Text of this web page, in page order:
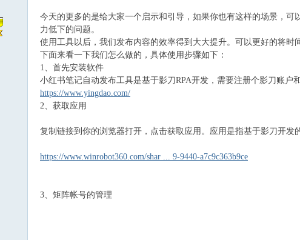
今天的更多的是给大家一个启示和引导，如果你也有这样的场景，可
力低下的问题。
使用工具以后，我们发布内容的效率得到大大提升。可以更好的将时
下面来看一下我们怎么做的，具体使用步骤如下：
1、首先安装软件
小红书笔记自动发布工具是基于影刀RPA开发，需要注册个影刀账户
https://www.yingdao.com/
2、获取应用
复制链接到你的浏览器打开，点击获取应用。应用是指基于影刀开发
https://www.winrobot360.com/shar ... 9-9440-a7c9c363b9ce
3、矩阵帐号的管理